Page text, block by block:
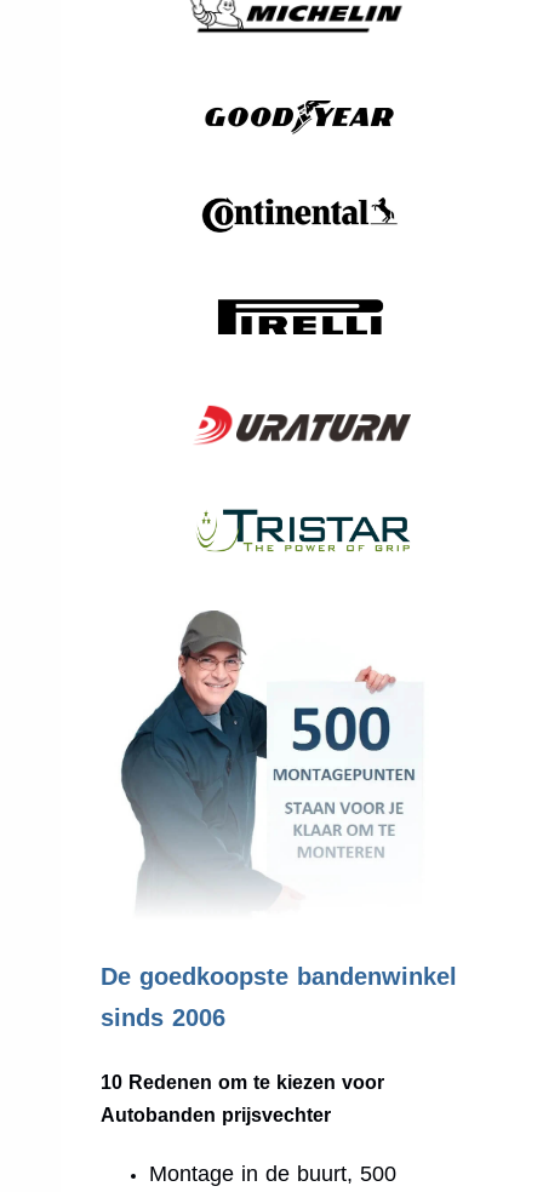
De goedkoopste bandenwinkel
sinds 2006
10 Redenen om te kiezen voor
Autobanden prijsvechter
Montage in de buurt, 500